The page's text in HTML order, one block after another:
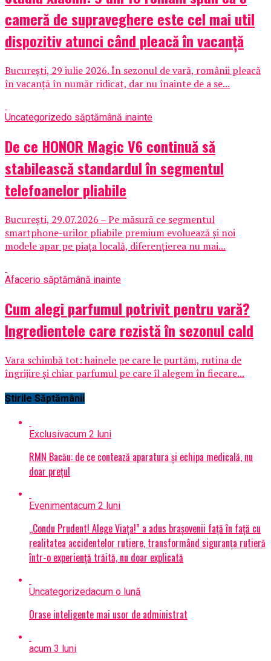
cameră de supraveghere este cel mai util
dispozitiv atunci când pleacă în vacanță
București, 29 iulie 2026. În sezonul de vară, românii pleacă
în vacanță în număr ridicat, dar nu înainte de a se...
Uncategorizedo săptămână inainte
De ce HONOR Magic V6 continuă să
stabilească standardul în segmentul
telefoanelor pliabile
București, 29.07.2026 – Pe măsură ce segmentul
smartphone-urilor pliabile premium evoluează și noi
modele apar pe piața locală, diferențierea nu mai...
Afacerio săptămână inainte
Cum alegi parfumul potrivit pentru vară?
Ingredientele care rezistă în sezonul cald
Vara schimbă tot: hainele pe care le purtăm, rutina de
îngrijire și chiar parfumul pe care îl alegem în fiecare...
Știrile Săptămânii
Exclusivacum 2 luni
RMN Bacău: de ce contează aparatura și echipa medicală, nu
doar prețul
Evenimentacum 2 luni
„Condu Prudent! Alege Viața!” a adus brașovenii față în față cu
realitatea accidentelor rutiere, transformând siguranța rutieră
într-o experiență trăită, nu doar explicată
Uncategorizedacum o lună
Orase inteligente mai usor de administrat
acum 3 luni